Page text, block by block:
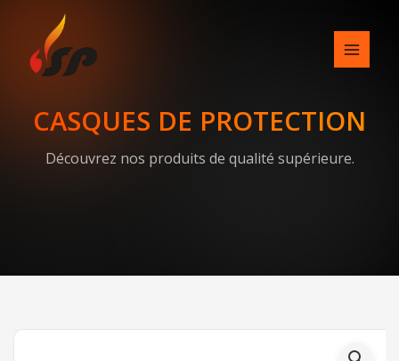
content
CASQUES DE PROTECTION
Découvrez nos produits de qualité supérieure.